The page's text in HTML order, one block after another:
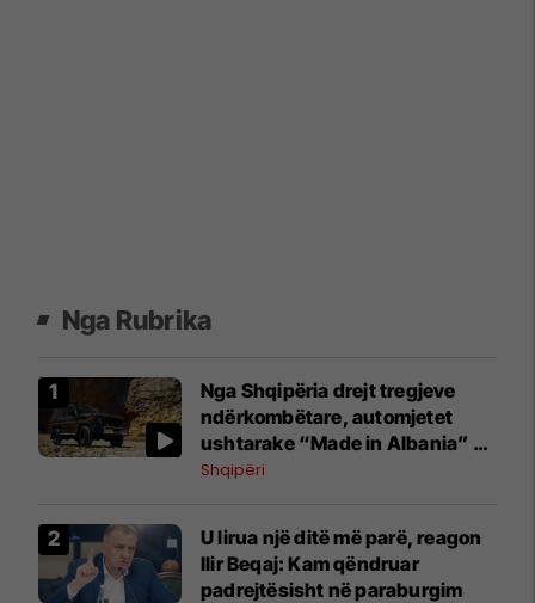
Nga Rubrika
​Nga Shqipëria drejt tregjeve
ndërkombëtare, automjetet
ushtarake “Made in Albania” do
të eksportohen në 30 shtete
Shqipëri
U lirua një ditë më parë, reagon
Ilir Beqaj: Kam qëndruar
padrejtësisht në paraburgim